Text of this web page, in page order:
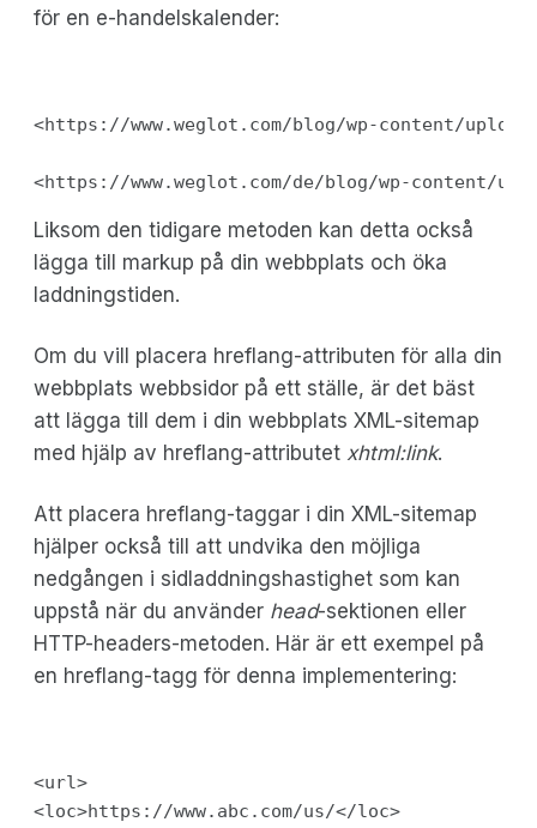
för en e-handelskalender:
<https://www.weglot.com/blog/wp-content/
<https://www.weglot.com/de/blog/wp-content/
Liksom den tidigare metoden kan detta också
lägga till markup på din webbplats och öka
laddningstiden.
Om du vill placera hreflang-attributen för alla din
webbplats webbsidor på ett ställe, är det bäst
att lägga till dem i din webbplats XML-sitemap
med hjälp av hreflang-attributet xhtml:link.
Att placera hreflang-taggar i din XML-sitemap
hjälper också till att undvika den möjliga
nedgången i sidladdningshastighet som kan
uppstå när du använder head-sektionen eller
HTTP-headers-metoden. Här är ett exempel på
en hreflang-tagg för denna implementering:
<url>
<loc>https://www.abc.com/us/</loc>